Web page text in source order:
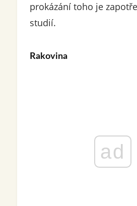
prokázání toho je
studií.
Rakovina
ad